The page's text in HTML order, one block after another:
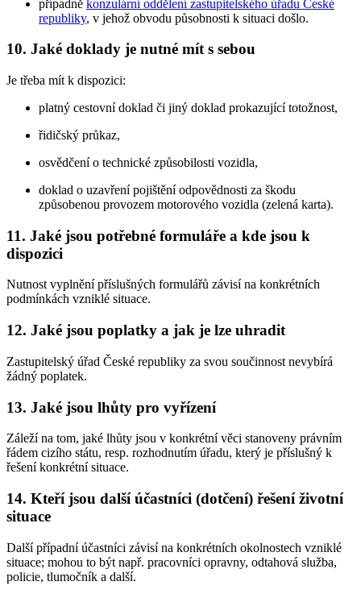
případně konzulární oddělení zastupitelského úřadu České
republiky, v jehož obvodu působnosti k situaci došlo.
10. Jaké doklady je nutné mít s sebou
Je třeba mít k dispozici:
platný cestovní doklad či jiný doklad prokazující totožnost,
řidičský průkaz,
osvědčení o technické způsobilosti vozidla,
doklad o uzavření pojištění odpovědnosti za škodu
způsobenou provozem motorového vozidla (zelená karta).
11. Jaké jsou potřebné formuláře a kde jsou k
dispozici
Nutnost vyplnění příslušných formulářů závisí na konkrétních
podmínkách vzniklé situace.
12. Jaké jsou poplatky a jak je lze uhradit
Zastupitelský úřad České republiky za svou součinnost nevybírá
žádný poplatek.
13. Jaké jsou lhůty pro vyřízení
Záleží na tom, jaké lhůty jsou v konkrétní věci stanoveny právním
řádem cizího státu, resp. rozhodnutím úřadu, který je příslušný k
řešení konkrétní situace.
14. Kteří jsou další účastníci (dotčení) řešení životní
situace
Další případní účastníci závisí na konkrétních okolnostech vzniklé
situace; mohou to být např. pracovníci opravny, odtahová služba,
policie, tlumočník a další.